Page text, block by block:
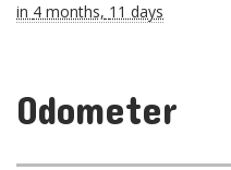
in 4 months, 11 days
Odometer